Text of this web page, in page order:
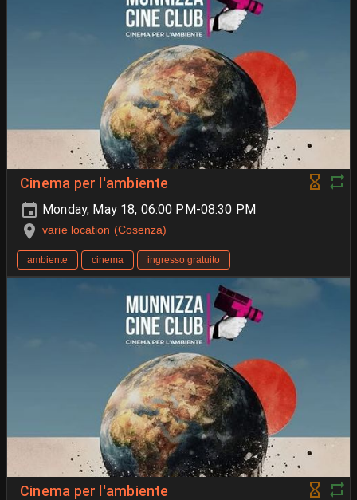
Cinema per l'ambiente
Monday, May 18, 06:00 PM-08:30 PM
varie location (Cosenza)
ambiente cinema ingresso gratuito
Cinema per l'ambiente